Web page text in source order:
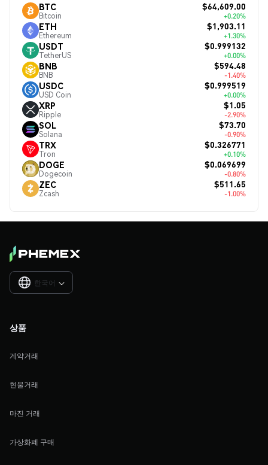
BTC
Bitcoin
$64,609.00
+0.20%
ETH
Ethereum
$1,903.11
+1.30%
USDT
TetherUS
$0.999132
+0.00%
BNB
BNB
$594.48
-1.40%
USDC
USD Coin
$0.999519
+0.00%
XRP
Ripple
$1.05
-2.90%
SOL
Solana
$73.70
-0.90%
TRX
Tron
$0.326771
+0.10%
DOGE
Dogecoin
$0.069699
-0.80%
ZEC
Zcash
$511.65
-1.00%
한국어 
상품
계약거래
현물거래
마진 거래
가상화폐 구매